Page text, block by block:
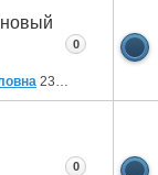
23.10.2023
0
0